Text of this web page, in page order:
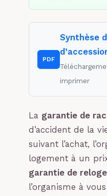
PDF
Synthèse
imprimer
La garantie de
d’accident de la
suivant l’achat,
logement à un
garantie de
l’organisme à